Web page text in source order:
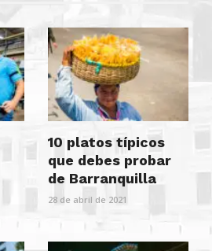
10 platos típicos
que debes probar
de Barranquilla
28 de abril de 2021